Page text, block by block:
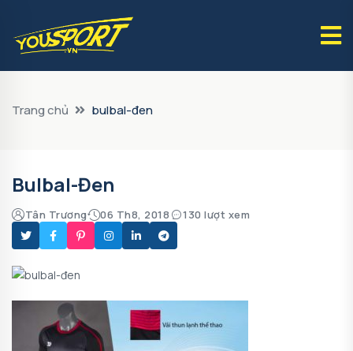
Trang chủ bulbal-đen
Bulbal-Đen
Tân Trương 06 Th8, 2018 130 lượt xem